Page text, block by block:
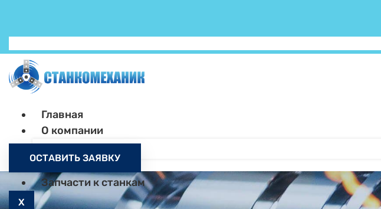
Главная
О компании
Запчасти к станкам
X
ОСТАВИТЬ ЗАЯВКУ